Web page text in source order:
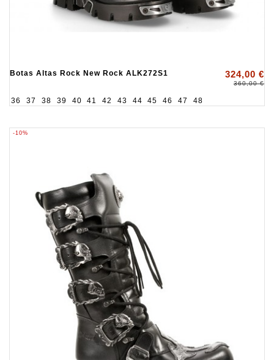
Botas Altas Rock New Rock ALK272S1 324,00 €
360,00 €
36 37 38 39 40 41 42 43 44 45 46 47 48
-10%